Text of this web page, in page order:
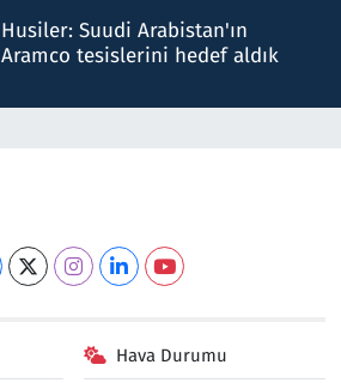
Husiler: Suudi Arabistan'ın
Aramco tesislerini hedef aldık
Hava Durumu